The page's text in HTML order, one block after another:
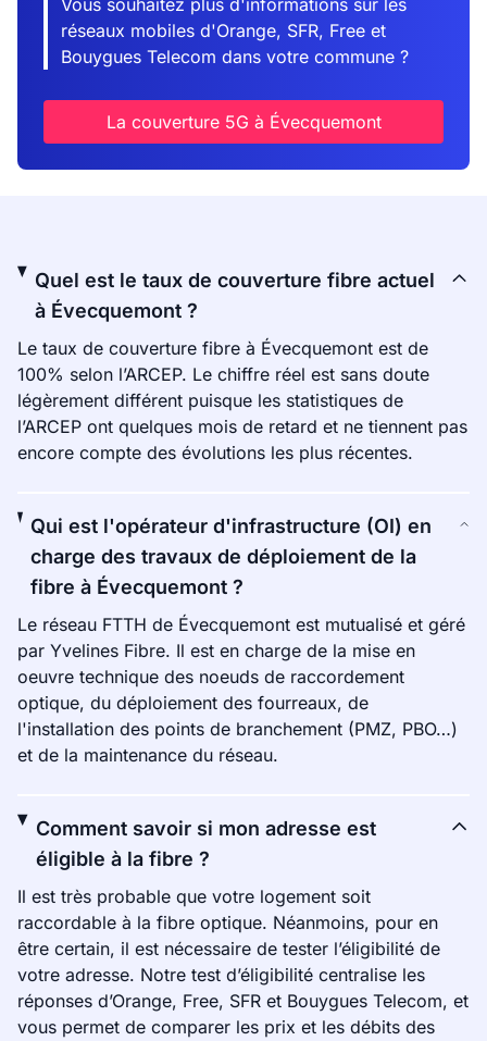
Vous souhaitez plus d'informations sur les
réseaux mobiles d'Orange, SFR, Free et
Bouygues Telecom dans votre commune ?
La couverture 5G à Évecquemont
Quel est le taux de couverture fibre actuel
à Évecquemont ?
Le taux de couverture fibre à Évecquemont est de
100% selon l’ARCEP. Le chiffre réel est sans doute
légèrement différent puisque les statistiques de
l’ARCEP ont quelques mois de retard et ne tiennent pas
encore compte des évolutions les plus récentes.
Qui est l'opérateur d'infrastructure (OI) en
charge des travaux de déploiement de la
fibre à Évecquemont ?
Le réseau FTTH de Évecquemont est mutualisé et géré
par Yvelines Fibre. Il est en charge de la mise en
oeuvre technique des noeuds de raccordement
optique, du déploiement des fourreaux, de
l'installation des points de branchement (PMZ, PBO…)
et de la maintenance du réseau.
Comment savoir si mon adresse est
éligible à la fibre ?
Il est très probable que votre logement soit
raccordable à la fibre optique. Néanmoins, pour en
être certain, il est nécessaire de tester l’éligibilité de
votre adresse. Notre test d’éligibilité centralise les
réponses d’Orange, Free, SFR et Bouygues Telecom, et
vous permet de comparer les prix et les débits des